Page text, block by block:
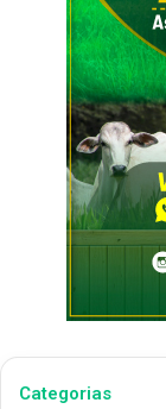
Categorias